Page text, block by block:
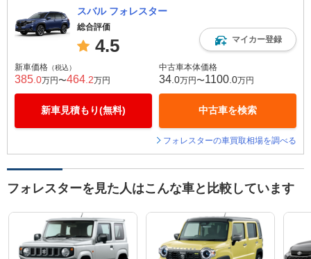
スバル フォレスター
総合評価
4.5 マイカー登録
新車価格 （税込）
385 .0万円〜464 .2万円
新車見積もり(無料)
中古車本体価格
34 .0万円〜1100 .0万円
中古車を検索
フォレスターの車買取相場を調べる
フォレスターを見た人はこんな車と比較しています